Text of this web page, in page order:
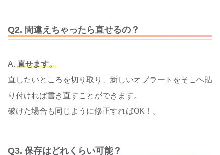
Q2. 間違えちゃったら直せるの？
A. 直せます。
直したいところを切り取り、新しいオブラートをそこへ貼
り付ければ書き直すことができます。
破けた場合も同じように修正すればOK！。
Q3. 保存はどれくらい可能？